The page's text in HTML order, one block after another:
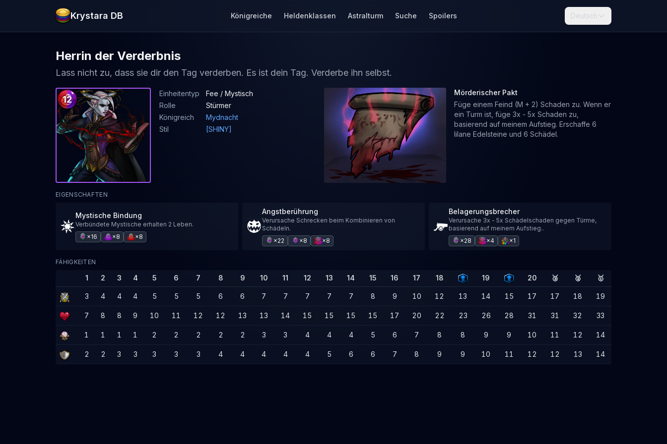
Krystara DB Königreiche Heldenklassen Astralturm Suche Spoilers Deutsch
Herrin der Verderbnis
Lass nicht zu, dass sie dir den Tag verderben. Es ist dein Tag. Verderbe ihn selbst.
12
Einheitentyp
Fee / Mystisch
Rolle
Stürmer
Königreich
Mydnacht
Stil
[SHINY]
Mörderischer Pakt
Füge einem Feind (M + 2) Schaden zu. Wenn er
ein Turm ist, füge 3x - 5x Schaden zu,
basierend auf meinem Aufstieg. Erschaffe 6
lilane Edelsteine ​​und 6 Schädel.
EIGENSCHAFTEN
Mystische Bindung
Verbündete Mystische erhalten 2 Leben.
×16
×8 ×8
Angstberührung
Verursache Schrecken beim Kombinieren von
Schädeln.
×22
×8 ×8
Belagerungsbrecher
Verursache 3x - 5x Schädelschaden gegen Türme,
basierend auf meinem Aufstieg..
×28
×4 ×1
FÄHIGKEITEN
1 2 3 4 5 6 7 8 9 10 11 12 13 14 15 16 17 18 19 20 🥉 🥈 🥇
3 4 4 4 5 5 5 6 6 7 7 7 7 7 8 9 10 12 13 14 15 17 17 18 19
7 8 8 9 10 11 12 12 13 13 14 15 15 15 15 17 20 22 23 26 28 31 31 32 33
1 1 1 1 2 2 2 2 2 3 3 4 4 4 5 6 7 8 8 9 9 10 11 12 14
2 2 3 3 3 3 3 4 4 4 4 4 5 6 6 7 8 9 9 10 11 12 12 13 14